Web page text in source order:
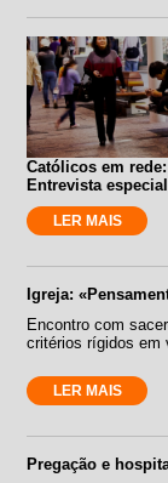
Católicos em
Entrevista
LER MAIS
Igreja:
Encontro com
critérios rígidos em
LER MAIS
Pregação e